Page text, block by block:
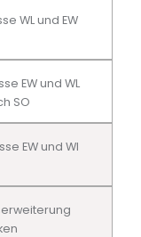
WL und EW
EW und WL
SO
EW und Wl